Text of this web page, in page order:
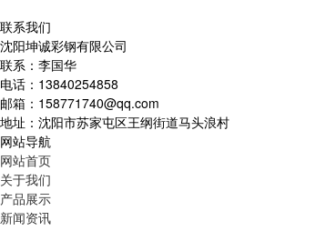
联系我们
沈阳坤诚彩钢有限公司
联系：李国华
电话：13840254858
邮箱：158771740@qq.com
地址：沈阳市苏家屯区王纲街道马头浪村
网站导航
网站首页
关于我们
产品展示
新闻资讯